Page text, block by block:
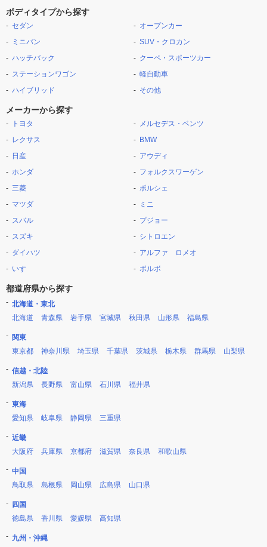
ボディタイプから探す
セダン
ミニバン
ハッチバック
ステーションワゴン
ハイブリッド
オープンカー
SUV・クロカン
クーペ・スポーツカー
軽自動車
その他
メーカーから探す
トヨタ
レクサス
日産
ホンダ
三菱
マツダ
スバル
スズキ
ダイハツ
いすゞ
メルセデス・ベンツ
BMW
アウディ
フォルクスワーゲン
ポルシェ
ミニ
プジョー
シトロエン
アルファ ロメオ
ボルボ
都道府県から探す
北海道・東北
北海道
青森県 岩手県 宮城県 秋田県 山形県 福島県
関東
東京都
神奈川県 埼玉県 千葉県 茨城県 栃木県 群馬県 山梨県
信越・北陸
新潟県
長野県 富山県 石川県 福井県
東海
愛知県
岐阜県 静岡県 三重県
近畿
大阪府
兵庫県 京都府 滋賀県 奈良県 和歌山県
中国
鳥取県
島根県 岡山県 広島県 山口県
四国
徳島県
香川県 愛媛県 高知県
九州・沖縄